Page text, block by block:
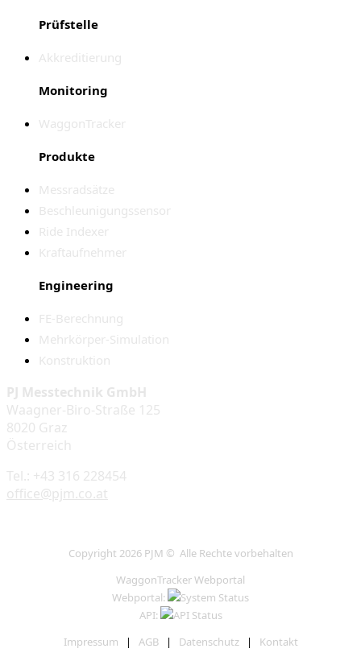
Prüfstelle
Akkreditierung
Monitoring
WaggonTracker
Produkte
Messradsätze
Beschleunigungssensor
Ride Indexer
Kraftaufnehmer
Engineering
FE-Berechnung
Mehrkörper-Simulation
Konstruktion
PJ Messtechnik GmbH
Waagner-Biro-Straße 125
8020 Graz
Österreich
Tel.: +43 316 228454
office@pjm.co.at
Copyright 2026 PJM © Alle Rechte vorbehalten
WaggonTracker Webportal
Webportal:
API:
Impressum | AGB| Datenschutz| Kontakt